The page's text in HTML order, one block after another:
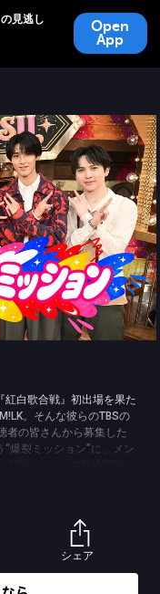
見逃し
Open
App
紅白歌合戦』初出場を果た
。そんな彼らのTBSの
者の皆さんから募集した
“爆裂ミッション”に、メン
参加。ミッションに挑戦
シェア